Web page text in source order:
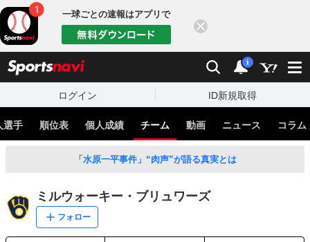
一球ごとの速報はアプリで
検索 通知
i
ログイン ID新規取得
選手 順位表 個人成績 チーム 動画 ニュース コラム
「水原一平事件」“肉声”が語る真実とは
ミルウォーキー・ブリュワーズ
フォロー